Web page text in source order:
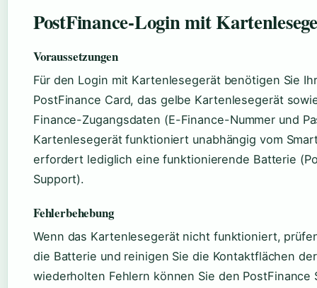
PostFinance-Login mit
Voraussetzungen
Für den Login mit Kartenlesegerät benötigen Sie
PostFinance Card, das gelbe Kartenlesegerät
Finance-Zugangsdaten (E-Finance-Nummer und
Kartenlesegerät funktioniert unabhängig vom
erfordert lediglich eine funktionierende Batterie
Support).
Fehlerbehebung
Wenn das Kartenlesegerät nicht funktioniert,
die Batterie und reinigen Sie die Kontaktflächen
wiederholten Fehlern können Sie den PostFinance